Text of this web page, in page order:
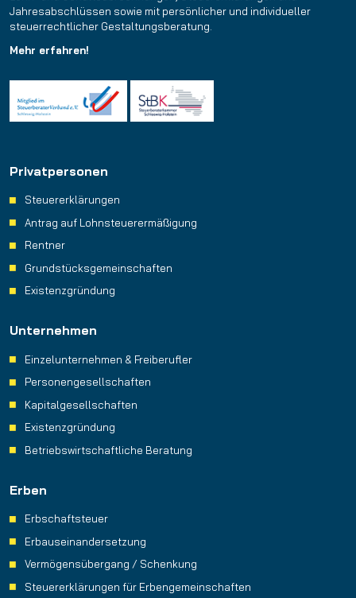
Jahresabschlüssen sowie mit persönlicher und individueller
steuerrechtlicher Gestaltungsberatung.
Mehr erfahren!
Privatpersonen
Steuererklärungen
Antrag auf Lohnsteuerermäßigung
Rentner
Grundstücks­gemeinschaften
Existenzgründung
Unternehmen
Einzelunternehmen & Freiberufler
Personengesellschaften
Kapitalgesellschaften
Existenzgründung
Betriebswirtschaftliche Beratung
Erben
Erbschaftsteuer
Erbauseinandersetzung
Vermögensübergang / Schenkung
Steuererklärungen für Erbengemeinschaften